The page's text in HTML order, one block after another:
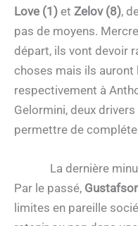
Love (1) et Zelov (8),
pas de moyens.
départ, ils vont devoir
choses mais ils auront
respectivement à
Gelormini, deux
permettre de
La dernière
Par le passé,
limites en pareille